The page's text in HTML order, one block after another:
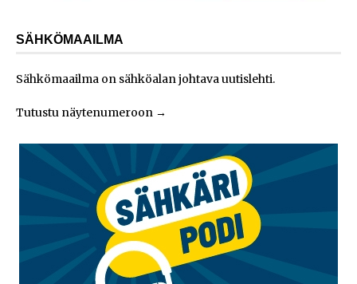
SÄHKÖMAAILMA
Sähkömaailma on sähköalan johtava uutislehti.
Tutustu näytenumeroon →